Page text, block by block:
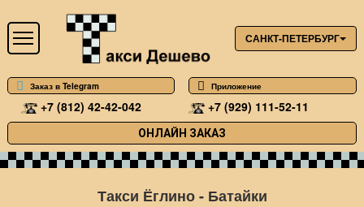
САНКТ-ПЕТЕРБУРГ
Заказ в Telegram Приложение
+7 (812) 42-42-042 +7 (929) 111-52-11
ОНЛАЙН ЗАКАЗ
Такси Ёглино - Батайки